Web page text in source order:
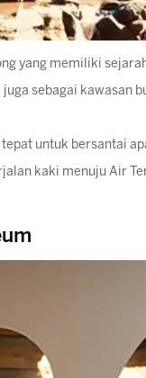
yang memiliki
sebagai kawasan
untuk bersantai
kaki menuju Air